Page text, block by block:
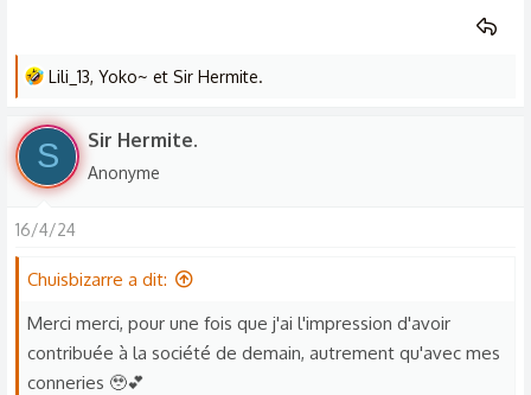
horizons loin des stéréotypes sociétales ou que vous aurez
enfin trouvé quelqu'un pour partager votre point de vue.
N'hésitez pas à ajouter, argumenter ou donner votre
opinion en commentaire. Toute contribution est valorisée,
quand elle se déroule dans le respect de l'autre
évidemment. 😊
C'est tout pour aujourd'hui, on se retrouve bientôt. C'était
Chuisbizarre à l'appareil, passez une bonne journée ! 🫶🏾
L
s
r
é
c
o
n
s
Lili_13, Yoko~ et Sir Hermite.
S Sir Hermite.
Anonyme
16/4/24
Chuisbizarre a dit:
Merci merci, pour une fois que j'ai l'impression d'avoir
contribuée à la société de demain, autrement qu'avec mes
conneries 🥹💕